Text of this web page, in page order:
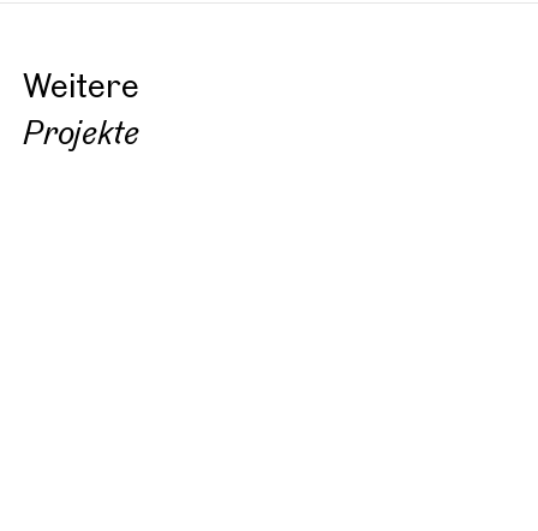
Weitere
Projekte